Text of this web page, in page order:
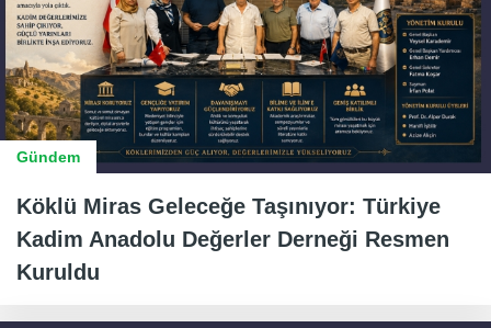
Gündem
Köklü Miras Geleceğe Taşınıyor: Türkiye
Kadim Anadolu Değerler Derneği Resmen
Kuruldu